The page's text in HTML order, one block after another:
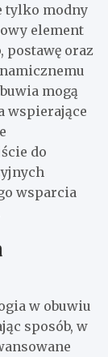
tylko modny
element
postawę oraz
mogą
wspierające
do
wsparcia
w obuwiu
sposób, w